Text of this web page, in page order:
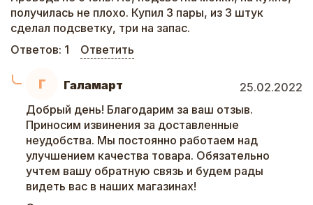
получилась не плохо. Купил 3 пары, из 3 штук
сделал подсветку, три на запас.
Ответов: 1 Ответить
Г Галамарт
25.02.2022
Добрый день! Благодарим за ваш отзыв.
Приносим извинения за доставленные
неудобства. Мы постоянно работаем над
улучшением качества товара. Обязательно
учтем вашу обратную связь и будем рады
видеть вас в наших магазинах!